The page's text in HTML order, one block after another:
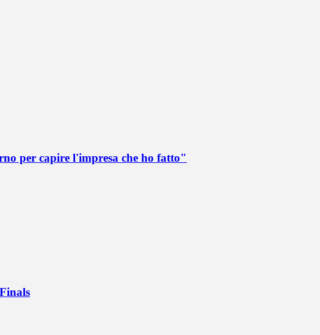
per capire l'impresa che ho fatto"